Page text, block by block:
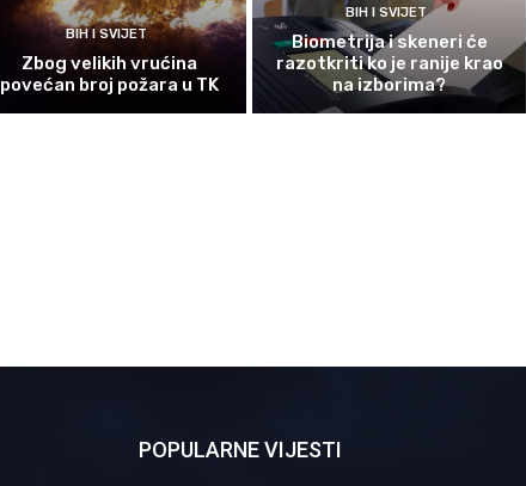
BIH I SVIJET
Zbog velikih vrućina
povećan broj požara u TK
BIH I SVIJET
Biometrija i skeneri će
razotkriti ko je ranije krao
na izborima?
POPULARNE VIJESTI